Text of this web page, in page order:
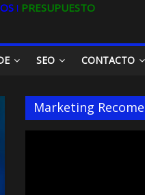
ǀ PRESUPUESTO
SEO CONTACTO
Marketing